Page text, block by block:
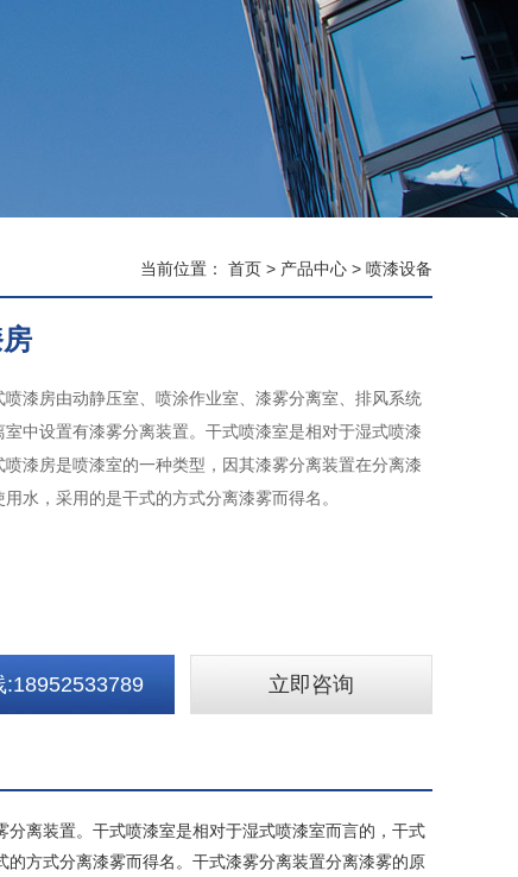
当前位置： 首页 > 产品中心 > 喷漆设备
喷漆房由动静压室、喷涂作业室、漆雾分离室、排风系统
室中设置有漆雾分离装置。干式喷漆室是相对于湿式喷漆
喷漆房是喷漆室的一种类型，因其漆雾分离装置在分离漆
水，采用的是干式的方式分离漆雾而得名。
:18952533789 立即咨询
离装置。干式喷漆室是相对于湿式喷漆室而言的，干式
方式分离漆雾而得名。干式漆雾分离装置分离漆雾的原